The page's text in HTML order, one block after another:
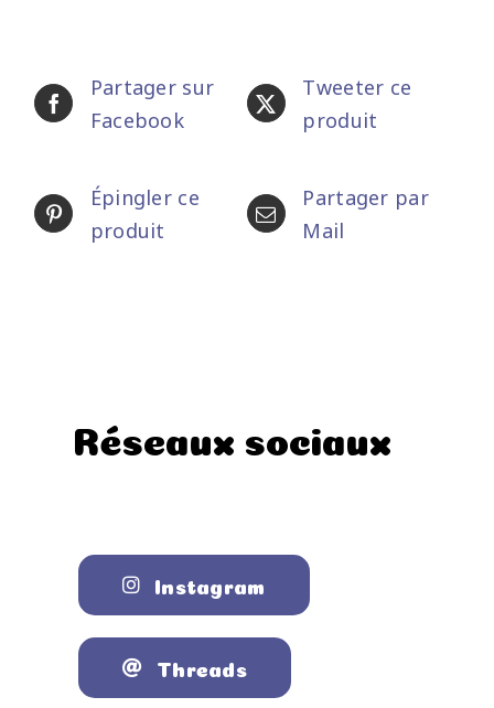
Partager sur
Facebook
Tweeter ce
produit
Épingler ce
produit
Partager par
Mail
Réseaux sociaux
Instagram
Threads